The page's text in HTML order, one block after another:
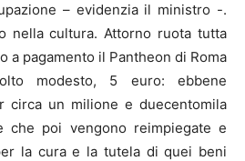
– evidenzia il ministro -.
nella cultura. Attorno ruota tutta
a pagamento il Pantheon di Roma
modesto, 5 euro: ebbene
circa un milione e duecentomila
che poi vengono reimpiegate e
la cura e la tutela di quei beni